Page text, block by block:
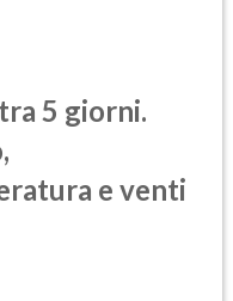
5 giorni.
e venti